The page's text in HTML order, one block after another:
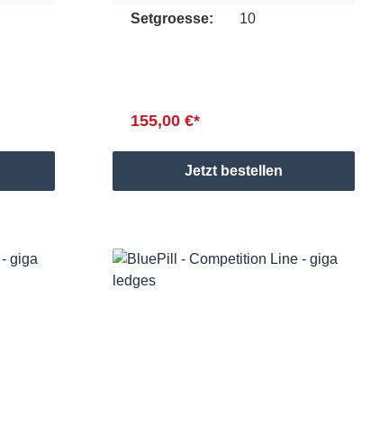
Setgroesse:
10
155,00 €*
Jetzt bestellen